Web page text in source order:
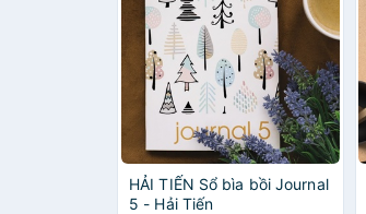
HẢI TIẾN Sổ bìa bồi Journal
5 - Hải Tiến